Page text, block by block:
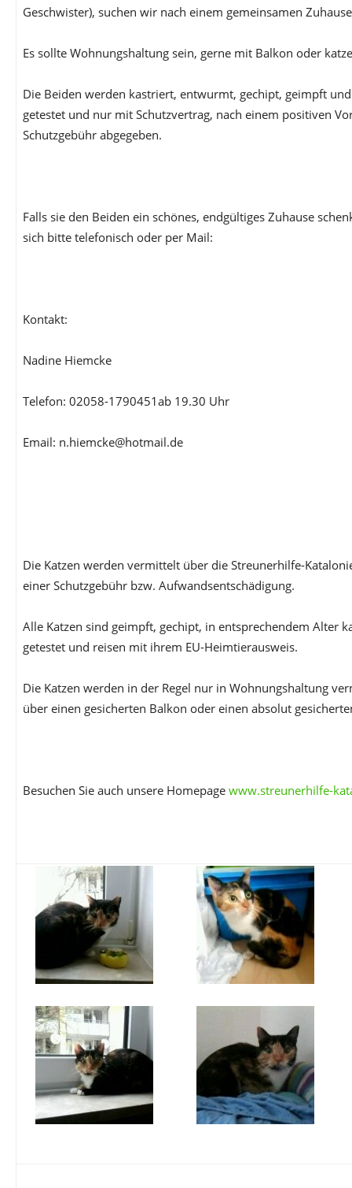
Geschwister), suchen wir nach einem gemeinsamen
Es sollte Wohnungshaltung sein, gerne mit Balkon oder
Die Beiden werden kastriert, entwurmt, gechipt, geimpft
getestet und nur mit Schutzvertrag, nach einem positiven
Schutzgebühr abgegeben.
Falls sie den Beiden ein schönes, endgültiges Zuhause
sich bitte telefonisch oder per Mail:
Kontakt:
Nadine Hiemcke
Telefon: 02058-1790451ab 19.30 Uhr
Email: n.hiemcke@hotmail.de
Die Katzen werden vermittelt über die Streunerhilfe-
einer Schutzgebühr bzw. Aufwandsentschädigung.
Alle Katzen sind geimpft, gechipt, in entsprechendem Alter
getestet und reisen mit ihrem EU-Heimtierausweis.
Die Katzen werden in der Regel nur in Wohnungshaltung
über einen gesicherten Balkon oder einen absolut
Besuchen Sie auch unsere Homepage www.streunerhilfe-